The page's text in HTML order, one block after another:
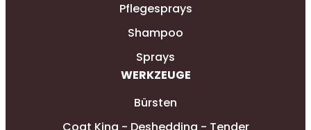
Pflegesprays
Shampoo
Sprays
WERKZEUGE
Bürsten